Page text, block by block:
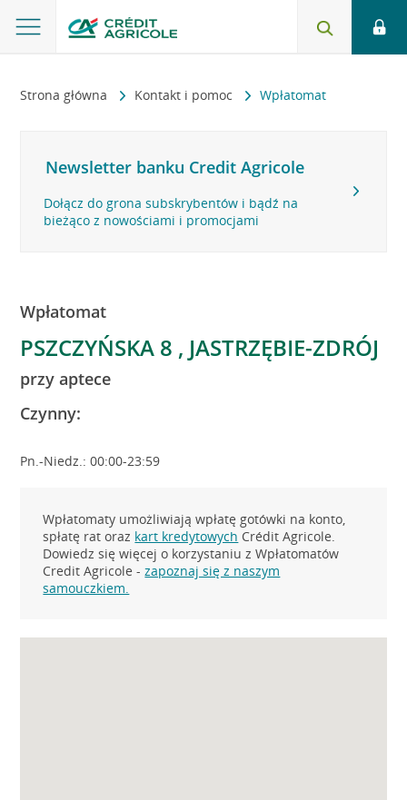
Strona główna Kontakt i pomoc Wpłatomat
Newsletter banku Credit Agricole
Dołącz do grona subskrybentów i bądź na
bieżąco z nowościami i promocjami
Wpłatomat
PSZCZYŃSKA 8 , JASTRZĘBIE-ZDRÓJ
przy aptece
Czynny:
Pn.-Niedz.: 00:00-23:59
Wpłatomaty umożliwiają wpłatę gotówki na konto,
spłatę rat oraz kart kredytowych Crédit Agricole.
Dowiedz się więcej o korzystaniu z Wpłatomatów
Credit Agricole -zapoznaj się z naszym
samouczkiem.